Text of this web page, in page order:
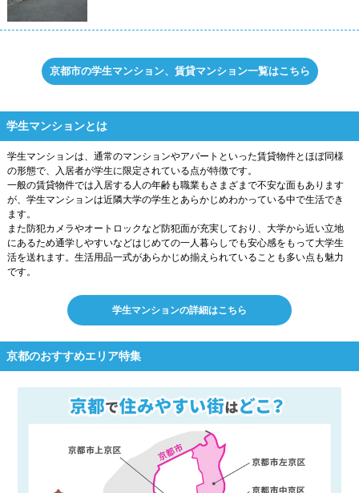
京都市の学生マンション、賃貸マンション一覧はこちら
学生マンションとは
学生マンションは、通常のマンションやアパートといった賃貸物件とほぼ同様
の形態で、入居者が学生に限定されている点が特徴です。
一般の賃貸物件では入居する人の年齢も職業もさまざまで不安な面もあります
が、学生マンションは近隣大学の学生とあらかじめわかっている中で生活でき
ます。
また防犯カメラやオートロックなど防犯面が充実しており、大学から近い立地
にあるため通学しやすいなどはじめての一人暮らしでも安心感をもって大学生
活を送れます。生活用品一式があらかじめ揃えられていることも多い点も魅力
です。
学生マンションの詳細はこちら
京都のおすすめエリア特集